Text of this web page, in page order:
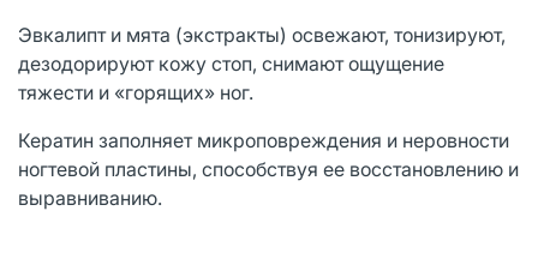
Эвкалипт и мята (экстракты) освежают, тонизируют,
дезодорируют кожу стоп, снимают ощущение
тяжести и «горящих» ног.
Кератин заполняет микроповреждения и неровности
ногтевой пластины, способствуя ее восстановлению и
выравниванию.